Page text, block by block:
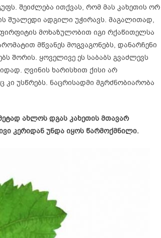
შეიძლება ითქვას, რომ მას კახეთის ორ
შუალედი ადგილი უჭირავს. მაგალითად,
მოხაზულობით იგი რქაწითელსა
მწვანეს მოგვაგონებს, დანარჩენი
შორის. ყოველივე ეს საბაბს გვაძლევს
ღვინის ხარისხით ქისი არ
უსწრებს. ნაცრისადმი მგრძნობიარობა
ახლოს დგას კახეთის მთავარ
კერიდან უნდა იყოს წარმოქმნილი.